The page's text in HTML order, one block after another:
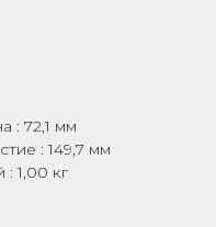
: 72,1 мм
: 149,7 мм
1,00 кг